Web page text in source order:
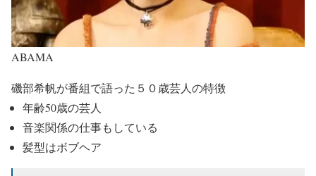
ABAMA
磯部希帆が番組で語った５０歳芸人の特徴
年齢50歳の芸人
音楽関係の仕事もしている
髪型はボブヘア